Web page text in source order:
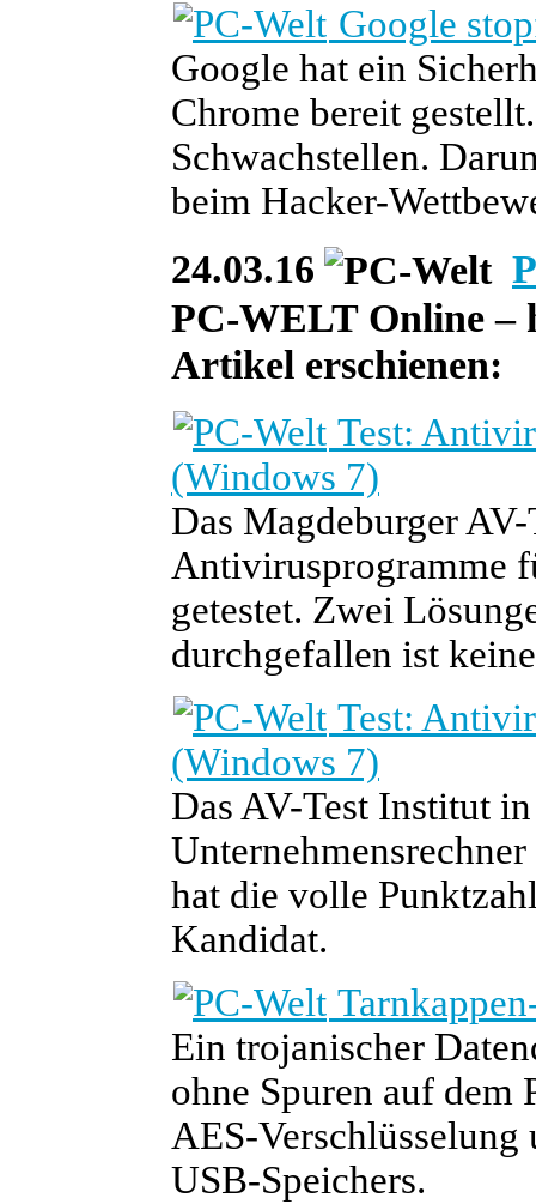
Google
Google hat ein
Chrome bereit
Schwachstellen.
beim Hacker-
24.03.16
PC-WELT Online –
Artikel erschienen:
Test:
(Windows 7)
Das Magdeburger
Antivirusprogramme
getestet. Zwei
durchgefallen ist
Test:
(Windows 7)
Das AV-Test Institut
hat die volle
Kandidat.
Ein trojanischer
ohne Spuren auf dem
AES-
USB-Speichers.